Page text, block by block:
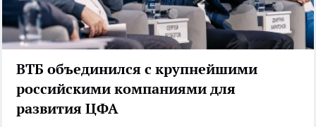
ВТБ объединился с крупнейшими
российскими компаниями для
развития ЦФА